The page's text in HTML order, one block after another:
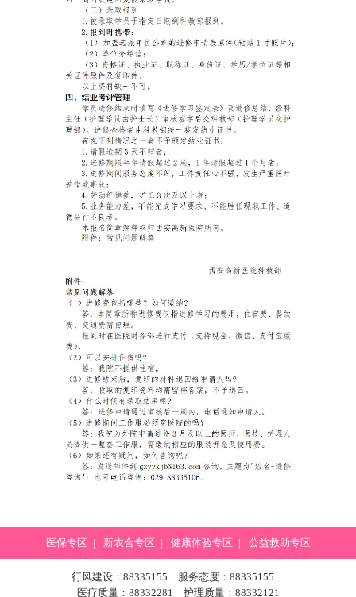
医保专区 | 新农合专区 | 健康体验专区 | 公益救助专区
行风建设：88335155 服务态度：88335155
医疗质量：88332281 护理质量：88332121